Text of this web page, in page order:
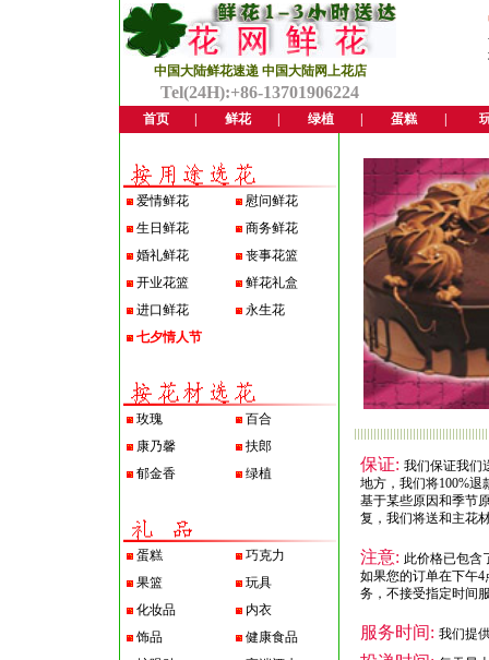
中国大陆鲜花速递 中国大陆网上花店
Tel(24H):+86-13701906224
首页 鲜花 绿植 蛋糕
爱情鲜花
慰问鲜花
生日鲜花
商务鲜花
婚礼鲜花
丧事花篮
开业花篮
鲜花礼盒
进口鲜花
永生花
七夕情人节
玫瑰
百合
康乃馨
扶郎
郁金香
绿植
蛋糕
巧克力
果篮
玩具
化妆品
内衣
饰品
健康食品
保证: 我们保证我们
地方，我们将100%退
基于某些原因和季节
复，我们将送和主花
注意: 此价格已包含
如果您的订单在下午
务，不接受指定时间
服务时间: 我们提